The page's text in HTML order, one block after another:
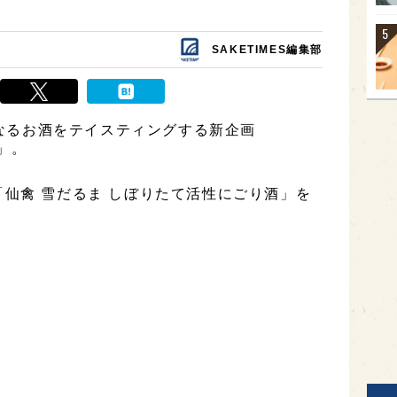
SAKETIMES編集部
お酒をテイスティングする新企画
。
禽 雪だるま しぼりたて活性にごり酒」を